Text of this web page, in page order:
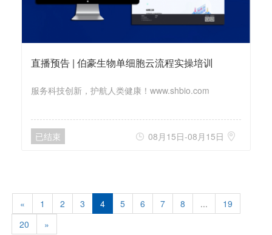
直播预告 | 伯豪生物单细胞云流程实操培训
服务科技创新，护航人类健康！www.shbio.com
已结束  08月15日-08月15日 
« 1 2 3 4 5 6 7 8 ...
19
20
»